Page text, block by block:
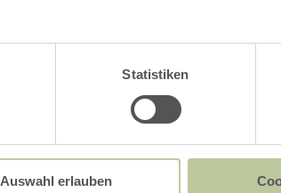
Statistiken
Auswahl erlauben